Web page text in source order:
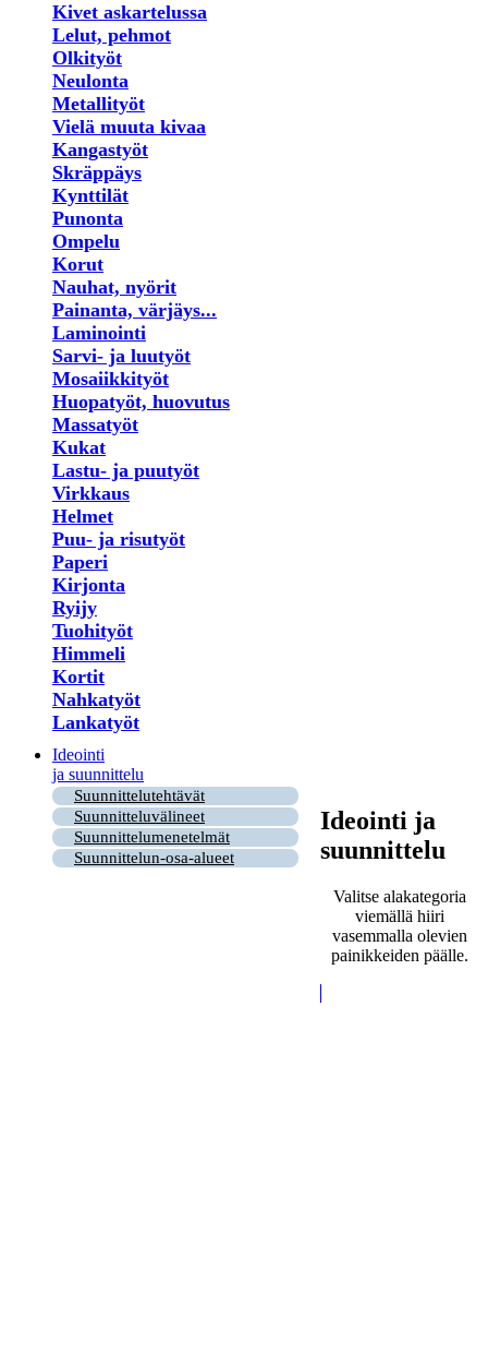
Kivet askartelussa
Lelut, pehmot
Olkityöt
Neulonta
Metallityöt
Vielä muuta kivaa
Kangastyöt
Skräppäys
Kynttilät
Punonta
Ompelu
Korut
Nauhat, nyörit
Painanta, värjäys...
Laminointi
Sarvi- ja luutyöt
Mosaiikkityöt
Huopatyöt, huovutus
Massatyöt
Kukat
Lastu- ja puutyöt
Virkkaus
Helmet
Puu- ja risutyöt
Paperi
Kirjonta
Ryijy
Tuohityöt
Himmeli
Kortit
Nahkatyöt
Lankatyöt
Ideointi
ja suunnittelu
Suunnittelutehtävät
Suunnitteluvälineet
Suunnittelumenetelmät
Suunnittelun-osa-alueet
Ideointi ja
suunnittelu
Valitse alakategoria
viemällä hiiri
vasemmalla olevien
painikkeiden päälle.